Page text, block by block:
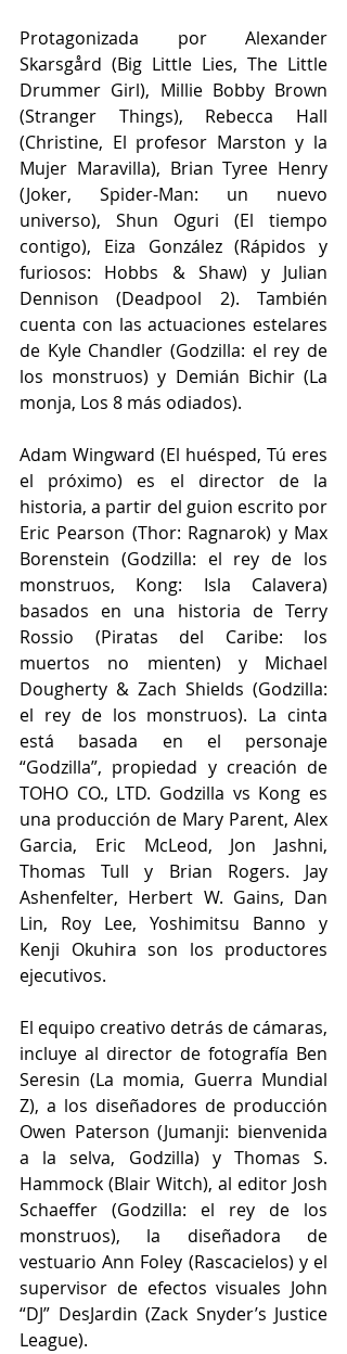
Protagonizada por Alexander
Skarsgård (Big Little Lies, The Little
Drummer Girl), Millie Bobby Brown
(Stranger Things), Rebecca Hall
(Christine, El profesor Marston y la
Mujer Maravilla), Brian Tyree Henry
(Joker, Spider-Man: un nuevo
universo), Shun Oguri (El tiempo
contigo), Eiza González (Rápidos y
furiosos: Hobbs & Shaw) y Julian
Dennison (Deadpool 2). También
cuenta con las actuaciones estelares
de Kyle Chandler (Godzilla: el rey de
los monstruos) y Demián Bichir (La
monja, Los 8 más odiados).
Adam Wingward (El huésped, Tú eres
el próximo) es el director de la
historia, a partir del guion escrito por
Eric Pearson (Thor: Ragnarok) y Max
Borenstein (Godzilla: el rey de los
monstruos, Kong: Isla Calavera)
basados en una historia de Terry
Rossio (Piratas del Caribe: los
muertos no mienten) y Michael
Dougherty & Zach Shields (Godzilla:
el rey de los monstruos). La cinta
está basada en el personaje
“Godzilla”, propiedad y creación de
TOHO CO., LTD. Godzilla vs Kong es
una producción de Mary Parent, Alex
Garcia, Eric McLeod, Jon Jashni,
Thomas Tull y Brian Rogers. Jay
Ashenfelter, Herbert W. Gains, Dan
Lin, Roy Lee, Yoshimitsu Banno y
Kenji Okuhira son los productores
ejecutivos.
El equipo creativo detrás de cámaras,
incluye al director de fotografía Ben
Seresin (La momia, Guerra Mundial
Z), a los diseñadores de producción
Owen Paterson (Jumanji: bienvenida
a la selva, Godzilla) y Thomas S.
Hammock (Blair Witch), al editor Josh
Schaeffer (Godzilla: el rey de los
monstruos), la diseñadora de
vestuario Ann Foley (Rascacielos) y el
supervisor de efectos visuales John
“DJ” DesJardin (Zack Snyder’s Justice
League).